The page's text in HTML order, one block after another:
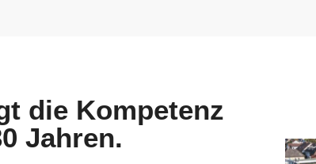
die Kompetenz
Jahren.